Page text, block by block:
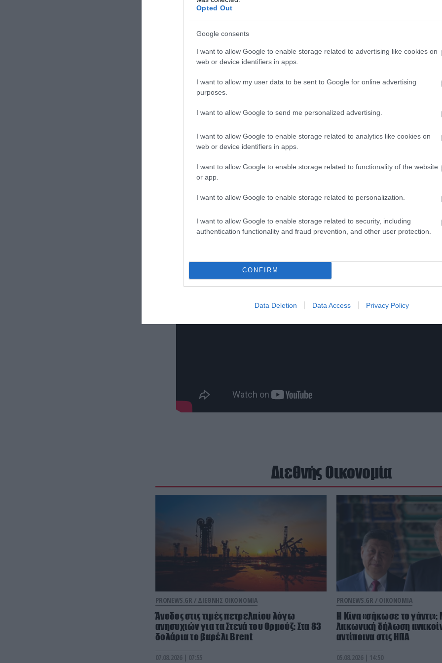
Opted Out
Google consents
I want to allow Google to enable storage related to advertising like cookies on
web or device identifiers in apps.
I want to allow my user data to be sent to Google for online advertising
purposes.
I want to allow Google to send me personalized advertising.
I want to allow Google to enable storage related to analytics like cookies on
web or device identifiers in apps.
I want to allow Google to enable storage related to functionality of the website
or app.
I want to allow Google to enable storage related to personalization.
I want to allow Google to enable storage related to security, including
authentication functionality and fraud prevention, and other user protection.
CONFIRM
Data Deletion Data Access Privacy Policy
Λάθος των βρετανικών Αρχών άφησε 40χρονο ημιτυφλό
Αειθαλής η Ελίζαμπεθ Χάρλεϊ: Ποζάρει με μαγιό και
στα 61 της (φωτο)
παράξενες μάσκες: Η ανατριχιαστική υπόθεση που δεν
Ακολουθήστε το pronews.gr
στο Google News και
πρώτοι όλες τις ειδήσεις
TAGS: BRICS ΔΟΛΑΡΙΟ ΝΟΜΙΣΜΑ ΟΙΚΟΝΟΜΙΑ
Διεθνής Οικονομία
PRONEWS.GR / ΔΙΕΘΝΗΣ ΟΙΚΟΝΟΜΙΑ
Άνοδος στις τιμές πετρελαίου λόγω
ανησυχιών για τα Στενά του Ορμούζ: Στα 83
δολάρια το βαρέλι Brent
07.08.2026 | 07:55
PRONEWS.GR / ΟΙΚΟΝΟΜΙΑ
Η Κίνα «σήκωσε το γάντι»:
λακωνική δήλωση
αντίποινα στις ΗΠΑ
05.08.2026 | 14:50